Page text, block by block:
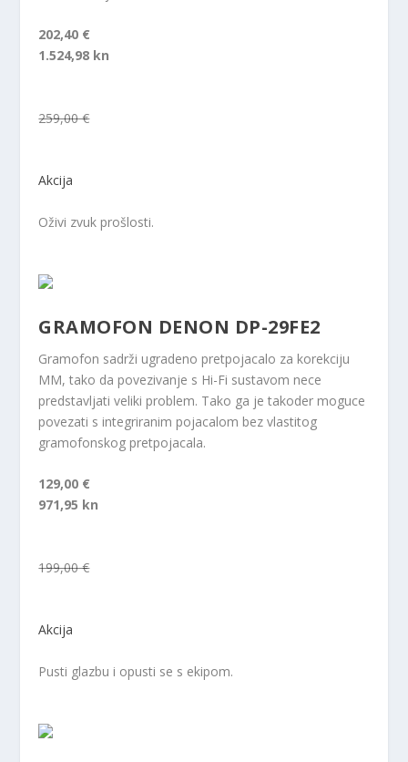
202,40 €
1.524,98 kn
259,00 €
Akcija
Oživi zvuk prošlosti.
GRAMOFON DENON DP-29FE2
Gramofon sadrži ugradeno pretpojacalo za korekciju
MM, tako da povezivanje s Hi-Fi sustavom nece
predstavljati veliki problem. Tako ga je takoder moguce
povezati s integriranim pojacalom bez vlastitog
gramofonskog pretpojacala.
129,00 €
971,95 kn
199,00 €
Akcija
Pusti glazbu i opusti se s ekipom.